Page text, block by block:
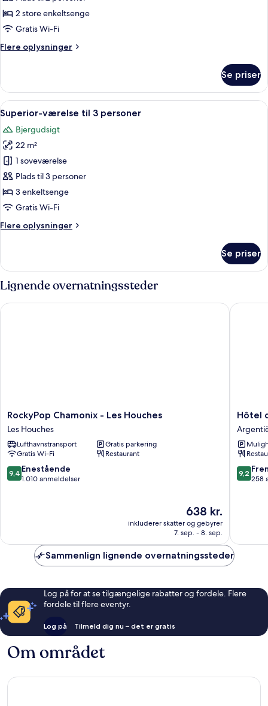
Værelse
med
2
enkeltsenge
2 store enkeltsenge
Gratis Wi-Fi
Flere oplysninger
Flere
med
enkeltsenge
Se priser
Indlæs
alle
billeder
af
Superior-
værelse
til
3
Et trægulvsrum med en seng, en stol
5
Superior-værelse til 3 personer
Bjergudsigt
22 m²
1 soveværelse
Plads til 3 personer
3 enkeltsenge
Gratis Wi-Fi
Flere oplysninger
Flere
værelse
til
3
personer
Se priser
Lignende overnatningssteder
RockyPop
Chamonix
-
Les
Houches
Les
Houches
RockyPop Chamonix - Les Houches
Les Houches
Lufthavnstransport
Gratis parkering
Gratis Wi-Fi
Restaurant
9.4
ud
9,4 Enestående
1.010 anmeldelser
Prisen
638 kr.
638 kr.
inkluderer skatter og gebyrer
7. sep. - 8. sep.
RockyPop Chamonix - Les Houches
Hôtel
de
la
Hôtel
9.2
ud
9,2
258
Hôtel
Sammenlign lignende overnatningssteder
Log på for at se tilgængelige rabatter og fordele. Flere
fordele til flere eventyr.
Log på Tilmeld dig nu – det er gratis
Om området